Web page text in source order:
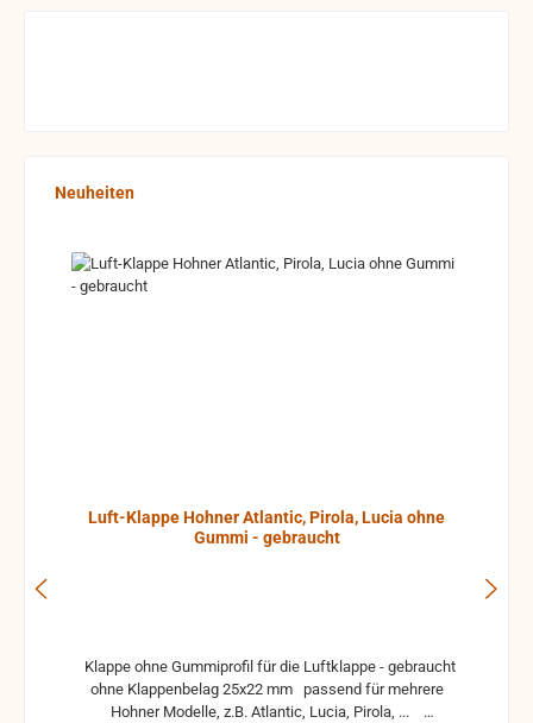
Produktgalerie überspringen
Neuheiten
Luft-Klappe Hohner Atlantic, Pirola, Lucia ohne
Gummi - gebraucht
ohne Klappenbelag 25x22 mm passend für mehrere
Hohner Modelle, z.B. Atlantic, Lucia, Pirola, ...